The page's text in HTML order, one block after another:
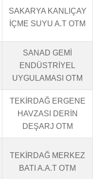
SAKARYA KANLIÇAY
İÇME SUYU A.T OTM
SANAD GEMİ
ENDÜSTRİYEL
UYGULAMASI OTM
TEKİRDAĞ ERGENE
HAVZASI DERİN
DEŞARJ OTM
TEKİRDAĞ MERKEZ
BATI A.A.T OTM